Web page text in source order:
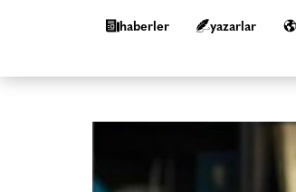
haberler yazarlar